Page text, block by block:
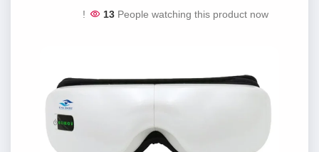
13 People watching this product now!